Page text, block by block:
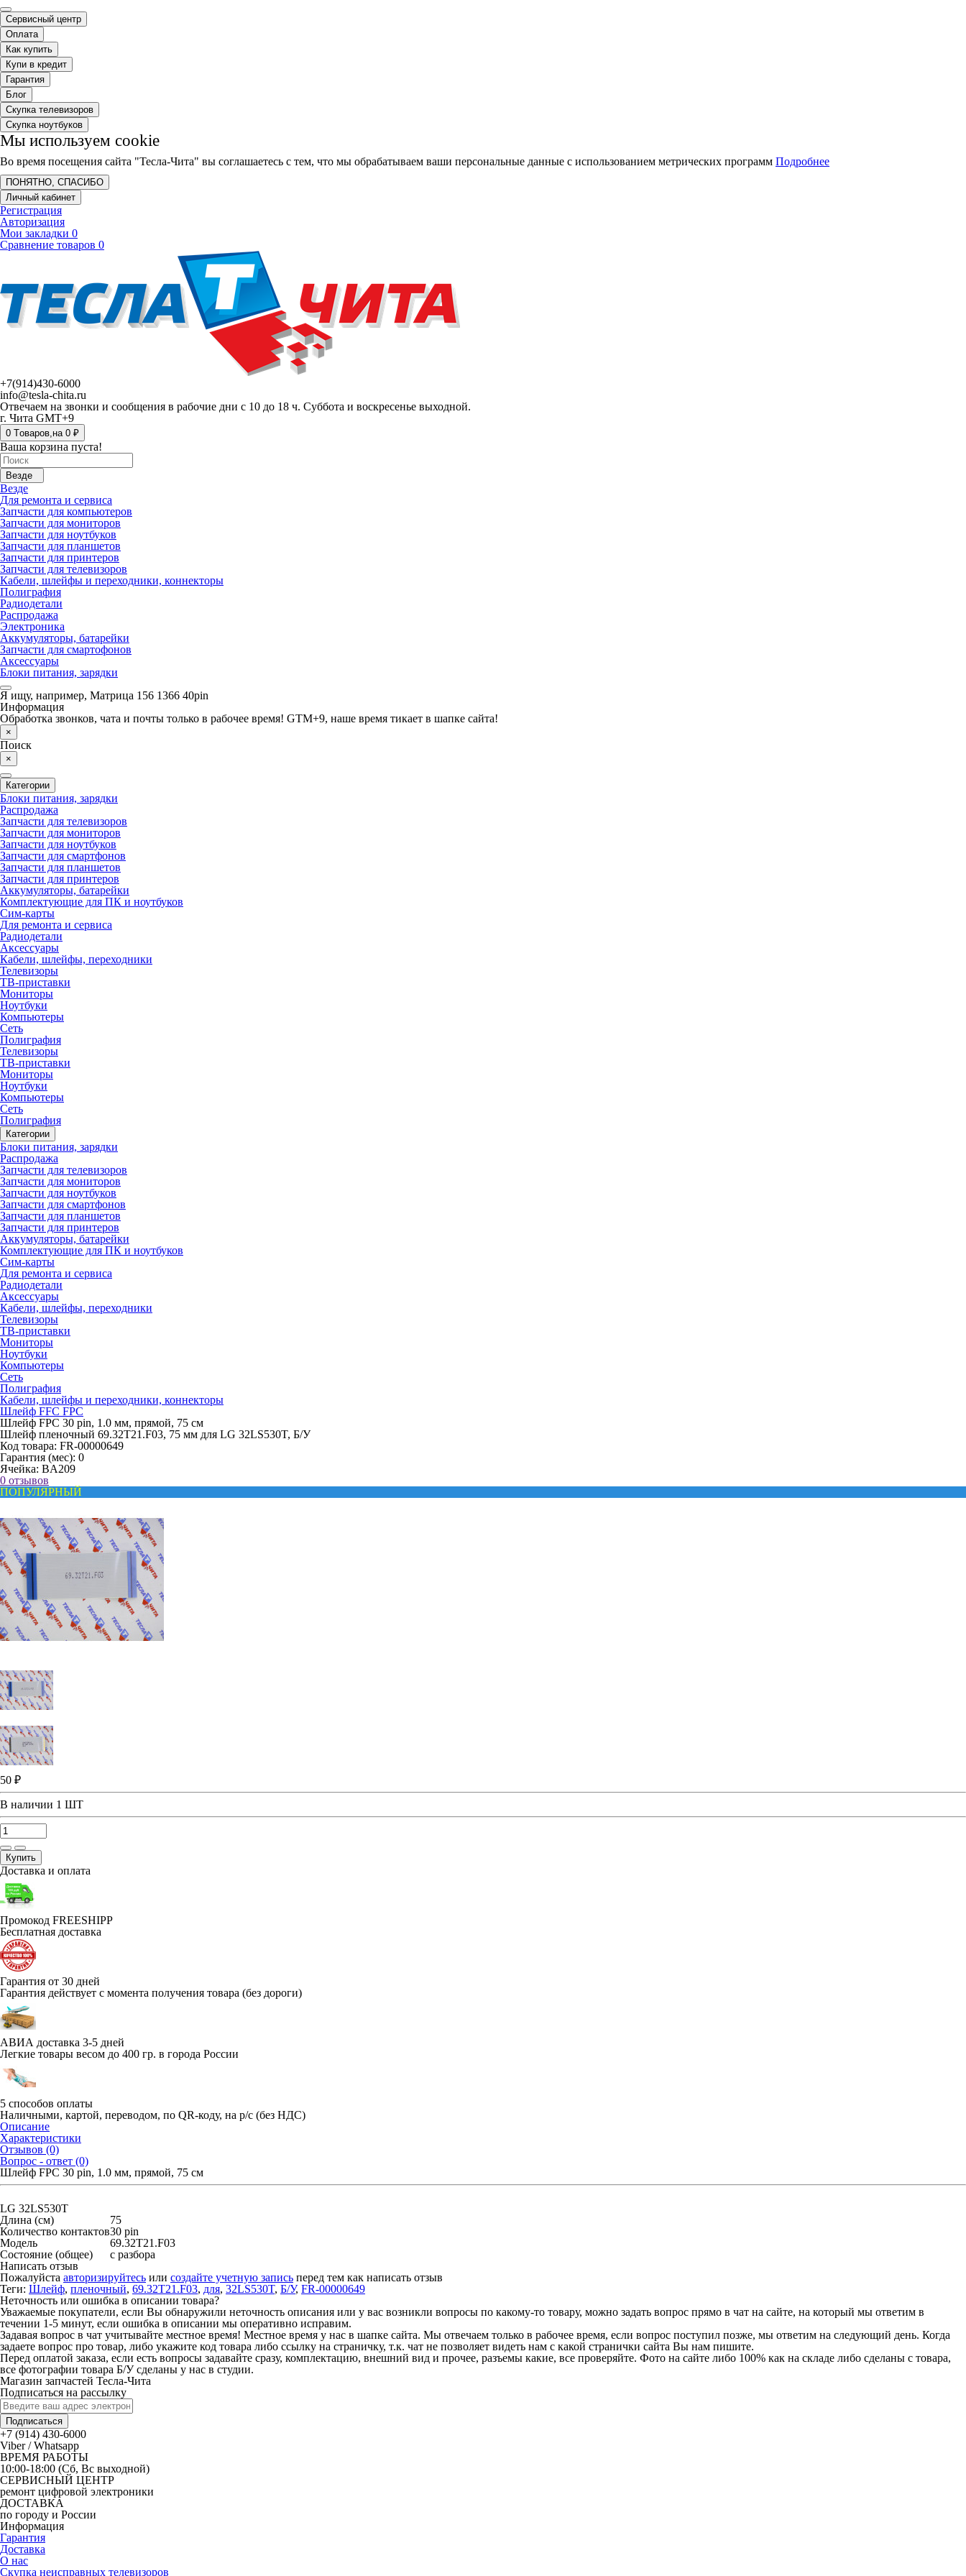
Сервисный центр
Оплата
Как купить
Купи в кредит
Гарантия
Блог
Скупка телевизоров
Скупка ноутбуков
Мы используем cookie
Во время посещения сайта "Тесла-Чита" вы соглашаетесь с тем, что мы обрабатываем ваши персональные данные с использованием метрических программ Подробнее
ПОНЯТНО, СПАСИБО
Личный кабинет
Регистрация
Авторизация
Мои закладки 0
Сравнение товаров 0
+7(914)430-6000
info@tesla-chita.ru
Отвечаем на звонки и сообщения в рабочие дни с 10 до 18 ч. Суббота и воскресенье выходной.
г. Чита GMT+9
0 Tоваров,на 0 ₽
Ваша корзина пуста!
Везде
Везде
Для ремонта и сервиса
Запчасти для компьютеров
Запчасти для мониторов
Запчасти для ноутбуков
Запчасти для планшетов
Запчасти для принтеров
Запчасти для телевизоров
Кабели, шлейфы и переходники, коннекторы
Полиграфия
Радиодетали
Распродажа
Электроника
Аккумуляторы, батарейки
Запчасти для смартофонов
Аксессуары
Блоки питания, зарядки
Я ищу, например, Матрица 156 1366 40pin
Информация
Обработка звонков, чата и почты только в рабочее время! GTM+9, наше время тикает в шапке сайта!
×
Поиск
×
Категории
Блоки питания, зарядки
Распродажа
Запчасти для телевизоров
Запчасти для мониторов
Запчасти для ноутбуков
Запчасти для смартфонов
Запчасти для планшетов
Запчасти для принтеров
Аккумуляторы, батарейки
Комплектующие для ПК и ноутбуков
Сим-карты
Для ремонта и сервиса
Радиодетали
Аксессуары
Кабели, шлейфы, переходники
Телевизоры
ТВ-приставки
Мониторы
Ноутбуки
Компьютеры
Сеть
Полиграфия
Телевизоры
ТВ-приставки
Мониторы
Ноутбуки
Компьютеры
Сеть
Полиграфия
Категории
Блоки питания, зарядки
Распродажа
Запчасти для телевизоров
Запчасти для мониторов
Запчасти для ноутбуков
Запчасти для смартфонов
Запчасти для планшетов
Запчасти для принтеров
Аккумуляторы, батарейки
Комплектующие для ПК и ноутбуков
Сим-карты
Для ремонта и сервиса
Радиодетали
Аксессуары
Кабели, шлейфы, переходники
Телевизоры
ТВ-приставки
Мониторы
Ноутбуки
Компьютеры
Сеть
Полиграфия
Кабели, шлейфы и переходники, коннекторы
Шлейф FFC FPC
Шлейф FPC 30 pin, 1.0 мм, прямой, 75 см
Шлейф пленочный 69.32T21.F03, 75 мм для LG 32LS530T, Б/У
Код товара: FR-00000649
Гарантия (мес): 0
Ячейка: BA209
0 отзывов
ПОПУЛЯРНЫЙ
50 ₽
В наличии 1 ШТ
Купить
Доставка и оплата
Промокод FREESHIPP
Бесплатная доставка
Гарантия от 30 дней
Гарантия действует с момента получения товара (без дороги)
АВИА доставка 3-5 дней
Легкие товары весом до 400 гр. в города России
5 способов оплаты
Наличными, картой, переводом, по QR-коду, на р/с (без НДС)
Описание
Характеристики
Отзывов (0)
Вопрос - ответ (0)
Шлейф FPC 30 pin, 1.0 мм, прямой, 75 см
LG 32LS530T
Длина (см)
75
Количество контактов30 pin
Модель
69.32T21.F03
Состояние (общее)
с разбора
Написать отзыв
Пожалуйста авторизируйтесь или создайте учетную запись перед тем как написать отзыв
Теги: Шлейф, пленочный, 69.32T21.F03, для, 32LS530T, Б/У, FR-00000649
Неточность или ошибка в описании товара?
Уважаемые покупатели, если Вы обнаружили неточность описания или у вас возникли вопросы по какому-то товару, можно задать вопрос прямо в чат на сайте, на который мы ответим в
течении 1-5 минут, если ошибка в описании мы оперативно исправим.
Задавая вопрос в чат учитывайте местное время! Местное время у нас в шапке сайта. Мы отвечаем только в рабочее время, если вопрос поступил позже, мы ответим на следующий день. Когда
задаете вопрос про товар, либо укажите код товара либо ссылку на страничку, т.к. чат не позволяет видеть нам с какой странички сайта Вы нам пишите.
Перед оплатой заказа, если есть вопросы задавайте сразу, комплектацию, внешний вид и прочее, разъемы какие, все проверяйте. Фото на сайте либо 100% как на складе либо сделаны с товара,
все фотографии товара Б/У сделаны у нас в студии.
Магазин запчастей Тесла-Чита
Подписаться на рассылку
Подписаться
+7 (914) 430-6000
Viber / Whatsapp
ВРЕМЯ РАБОТЫ
10:00-18:00 (Сб, Вс выходной)
СЕРВИСНЫЙ ЦЕНТР
ремонт цифровой электроники
ДОСТАВКА
по городу и России
Информация
Гарантия
Доставка
О нас
Скупка неисправных телевизоров